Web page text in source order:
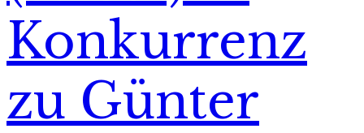
Konkurrenz
zu Günter